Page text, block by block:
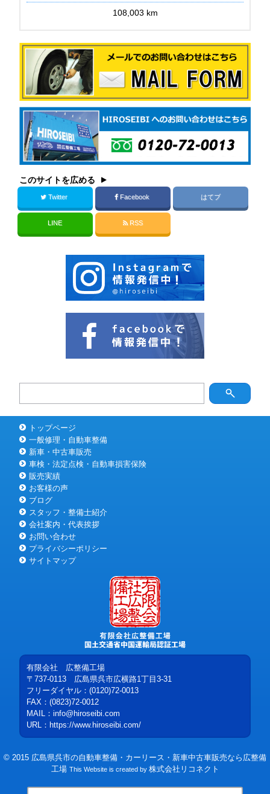
108,003 km
このサイトを広める
Twitter Facebook はてブ
LINE RSS
トップページ
一般修理・自動車整備
新車・中古車販売
車検・法定点検・自動車損害保険
販売実績
お客様の声
ブログ
スタッフ・整備士紹介
会社案内・代表挨拶
お問い合わせ
プライバシーポリシー
サイトマップ
有限会社 広整備工場
〒737-0113
広島県呉市広横路1丁目3-31
フリーダイヤル：(0120)72-0013
FAX：(0823)72-0012
MAIL：info@hiroseibi.com
URL： https://www.hiroseibi.com/
© 2015 広島県呉市の自動車整備・カーリース・新車中古車販売なら広整備
工場 This Website is created by 株式会社リコネクト